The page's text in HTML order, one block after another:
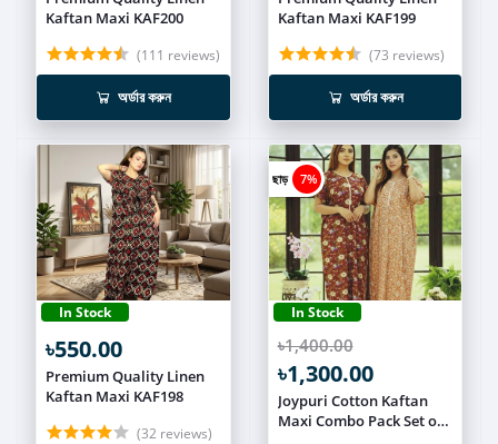
Kaftan Maxi KAF200
(111 reviews)
অর্ডার করুন
Kaftan Maxi KAF199
(73 reviews)
অর্ডার করুন
In Stock
৳550.00
Premium Quality Linen
Kaftan Maxi KAF198
(32 reviews)
ছাড় 7%
In Stock
৳1,400.00
৳1,300.00
Joypuri Cotton Kaftan
Maxi Combo Pack Set of